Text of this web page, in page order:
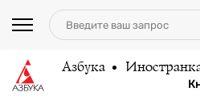
Азбука